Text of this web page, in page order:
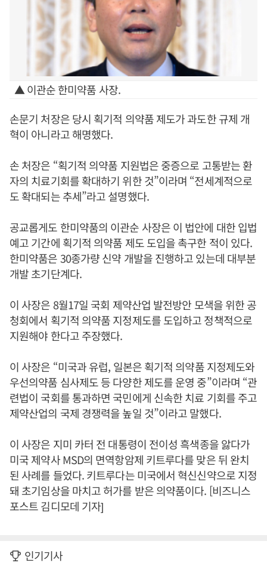
▲ 이관순 한미약품 사장.
손문기 처장은 당시 획기적 의약품 제도가 과도한 규제 개
혁이 아니라고 해명했다.
손 처장은 “획기적 의약품 지원법은 중증으로 고통받는 환
자의 치료기회를 확대하기 위한 것”이라며 “전세계적으로
도 확대되는 추세”라고 설명했다.
공교롭게도 한미약품의 이관순 사장은 이 법안에 대한 입법
예고 기간에 획기적 의약품 제도 도입을 촉구한 적이 있다.
한미약품은 30종가량 신약 개발을 진행하고 있는데 대부분
개발 초기단계다.
이 사장은 8월17일 국회 제약산업 발전방안 모색을 위한 공
청회에서 획기적 의약품 지정제도를 도입하고 정책적으로
지원해야 한다고 주장했다.
이 사장은 “미국과 유럽, 일본은 획기적 의약품 지정제도와
우선의약품 심사제도 등 다양한 제도를 운영 중”이라며 “관
련법이 국회를 통과하면 국민에게 신속한 치료 기회를 주고
제약산업의 국제 경쟁력을 높일 것”이라고 말했다.
이 사장은 지미 카터 전 대통령이 전이성 흑색종을 앓다가
미국 제약사 MSD의 면역항암제 키트루다를 맞은 뒤 완치
된 사례를 들었다. 키트루다는 미국에서 혁신신약으로 지정
돼 초기임상을 마치고 허가를 받은 의약품이다. [비즈니스
포스트 김디모데 기자]
인기기사